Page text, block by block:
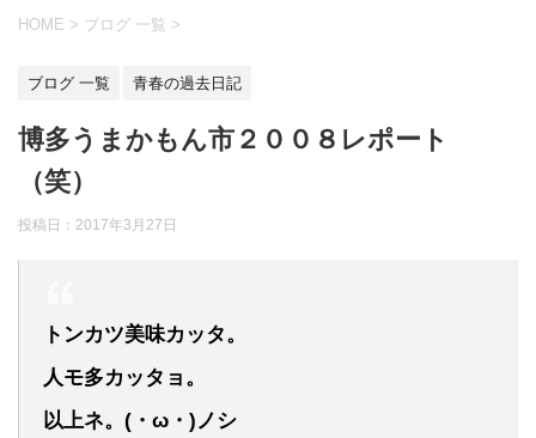
HOME > ブログ 一覧 >
ブログ 一覧 青春の過去日記
博多うまかもん市２００８レポート
（笑）
投稿日： 2017年3月27日
トンカツ美味カッタ。
人モ多カッタョ。
以上ネ。(・ω・)ノシ